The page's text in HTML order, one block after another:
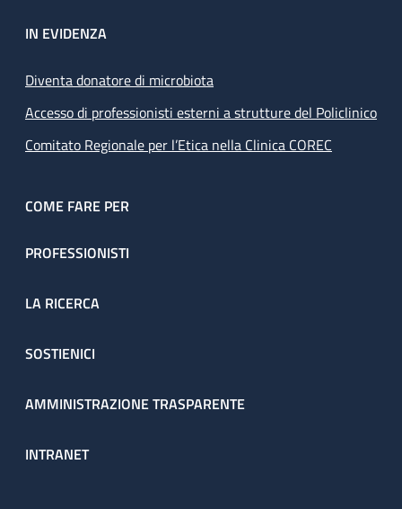
IN EVIDENZA
Diventa donatore di microbiota
Accesso di professionisti esterni a strutture del Policlinico
Comitato Regionale per l’Etica nella Clinica COREC
COME FARE PER
PROFESSIONISTI
LA RICERCA
SOSTIENICI
AMMINISTRAZIONE TRASPARENTE
INTRANET